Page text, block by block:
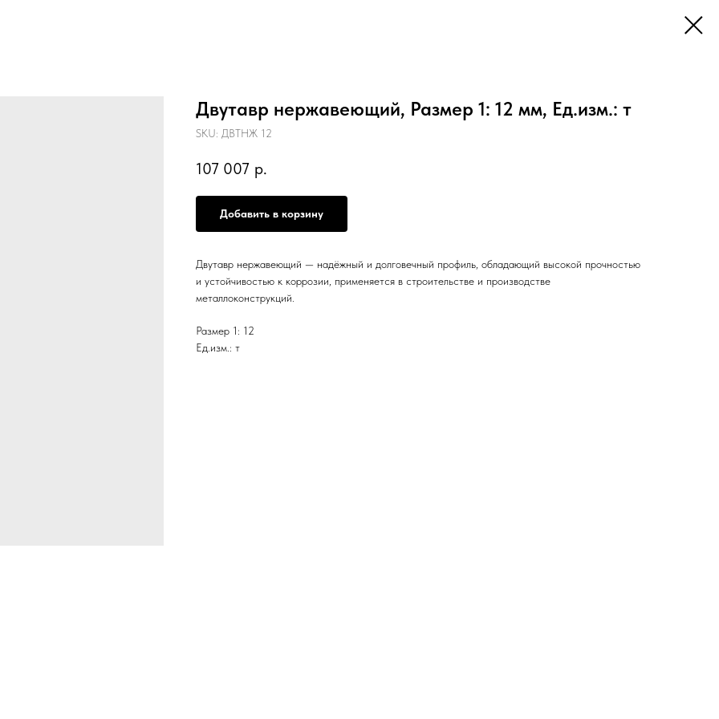
Двутавр нержавеющий, Размер 1: 12 мм, Ед.изм.: т
SKU: ДВТНЖ 12
107 007 р.
Добавить в корзину
Двутавр нержавеющий — надёжный и долговечный профиль, обладающий высокой прочностью
и устойчивостью к коррозии, применяется в строительстве и производстве
металлоконструкций.
Размер 1: 12
Ед.изм.: т